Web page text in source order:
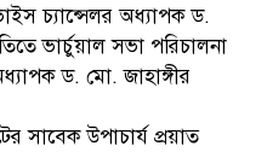
চ্যান্সেলর অধ্যাপক ড.
ভার্চুয়াল সভা পরিচালনা
ড. মো. জাহাঙ্গীর
সাবেক উপাচার্য প্রয়াত